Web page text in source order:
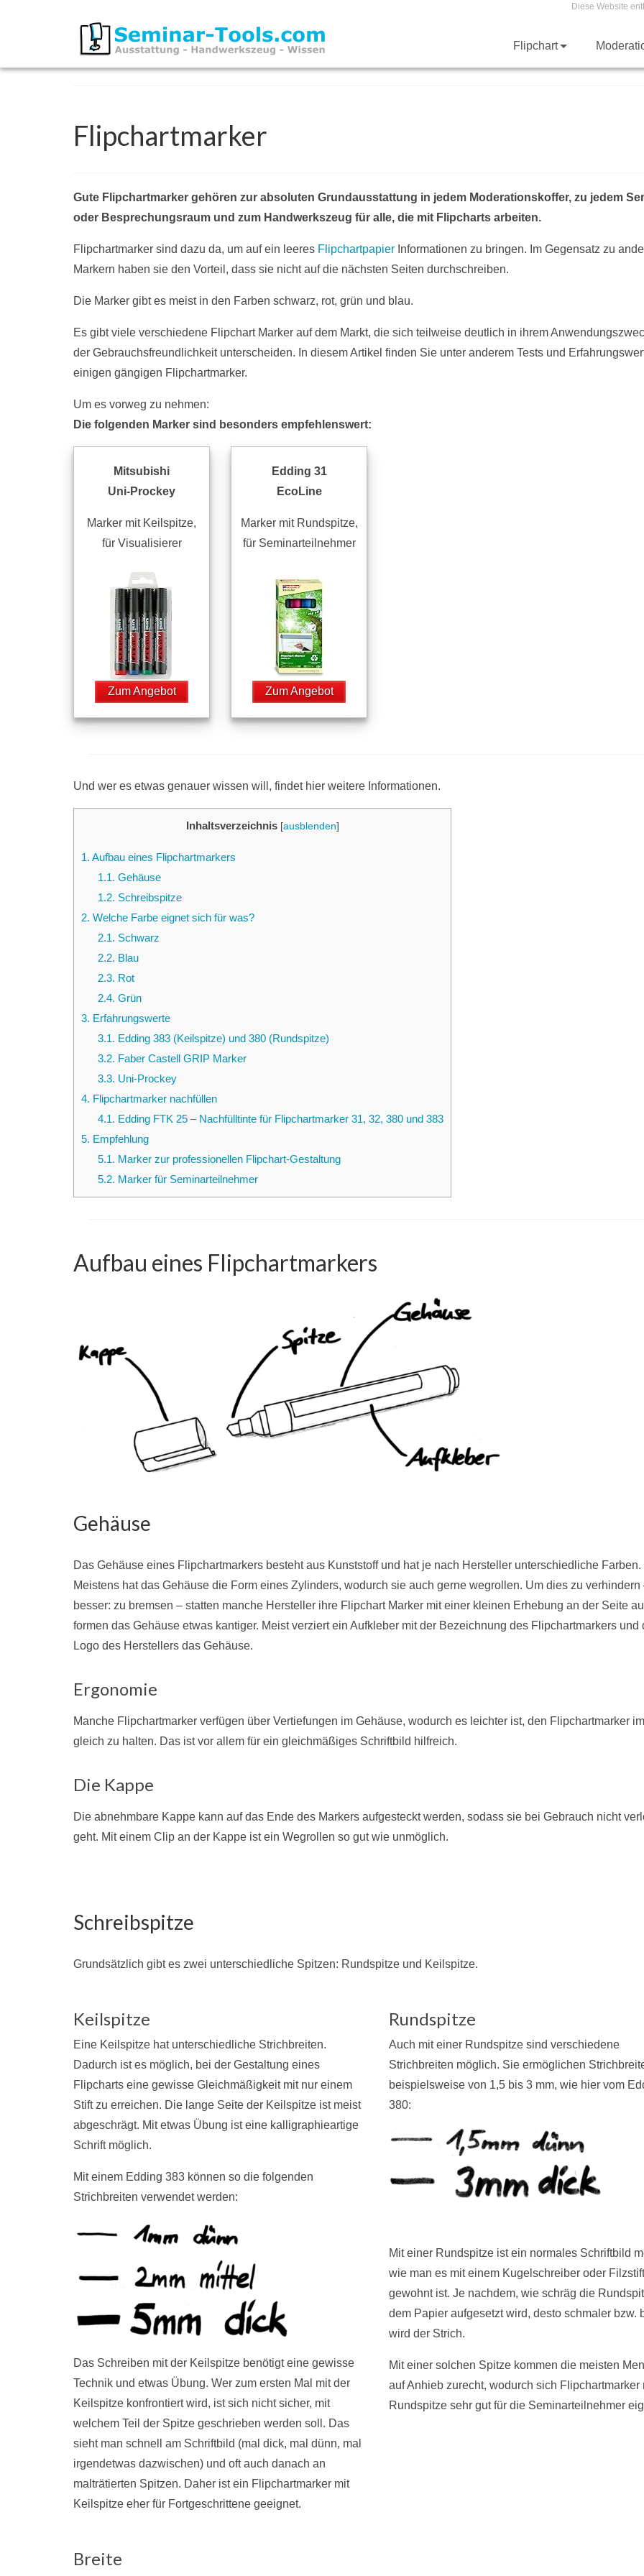
Diese Website
Flipchart
Flipchartmarker
Gute Flipchartmarker gehören zur absoluten Grundausstattung in jedem Moderationskoffer, zu jedem
oder Besprechungsraum und zum Handwerkszeug für alle, die mit Flipcharts arbeiten.
Flipchartmarker sind dazu da, um auf ein leeres Flipchartpapier Informationen zu bringen. Im Gegensatz zu
Markern haben sie den Vorteil, dass sie nicht auf die nächsten Seiten durchschreiben.
Die Marker gibt es meist in den Farben schwarz, rot, grün und blau.
Es gibt viele verschiedene Flipchart Marker auf dem Markt, die sich teilweise deutlich in ihrem
der Gebrauchsfreundlichkeit unterscheiden. In diesem Artikel finden Sie unter anderem Tests und
einigen gängigen Flipchartmarker.
Um es vorweg zu nehmen:
Die folgenden Marker sind besonders empfehlenswert:
Mitsubishi
Uni-Prockey
Marker mit Keilspitze,
für Visualisierer
Zum Angebot
Edding 31
EcoLine
Marker mit Rundspitze,
für Seminarteilnehmer
Zum Angebot
Und wer es etwas genauer wissen will, findet hier weitere Informationen.
Inhaltsverzeichnis [ausblenden]
1. Aufbau eines Flipchartmarkers
1.1. Gehäuse
1.2. Schreibspitze
2. Welche Farbe eignet sich für was?
2.1. Schwarz
2.2. Blau
2.3. Rot
2.4. Grün
3. Erfahrungswerte
3.1. Edding 383 (Keilspitze) und 380 (Rundspitze)
3.2. Faber Castell GRIP Marker
3.3. Uni-Prockey
4. Flipchartmarker nachfüllen
4.1. Edding FTK 25 – Nachfülltinte für Flipchartmarker 31, 32, 380 und 383
5. Empfehlung
5.1. Marker zur professionellen Flipchart-Gestaltung
5.2. Marker für Seminarteilnehmer
Aufbau eines Flipchartmarkers
Gehäuse
Das Gehäuse eines Flipchartmarkers besteht aus Kunststoff und hat je nach Hersteller unterschiedliche Farben.
Meistens hat das Gehäuse die Form eines Zylinders, wodurch sie auch gerne wegrollen. Um dies zu verhindern
besser: zu bremsen – statten manche Hersteller ihre Flipchart Marker mit einer kleinen Erhebung an der Seite
formen das Gehäuse etwas kantiger. Meist verziert ein Aufkleber mit der Bezeichnung des Flipchartmarkers und
Logo des Herstellers das Gehäuse.
Ergonomie
Manche Flipchartmarker verfügen über Vertiefungen im Gehäuse, wodurch es leichter ist, den Flipchartmarker
gleich zu halten. Das ist vor allem für ein gleichmäßiges Schriftbild hilfreich.
Die Kappe
Die abnehmbare Kappe kann auf das Ende des Markers aufgesteckt werden, sodass sie bei Gebrauch nicht
geht. Mit einem Clip an der Kappe ist ein Wegrollen so gut wie unmöglich.
Schreibspitze
Grundsätzlich gibt es zwei unterschiedliche Spitzen: Rundspitze und Keilspitze.
Keilspitze
Eine Keilspitze hat unterschiedliche Strichbreiten.
Dadurch ist es möglich, bei der Gestaltung eines
Flipcharts eine gewisse Gleichmäßigkeit mit nur einem
Stift zu erreichen. Die lange Seite der Keilspitze ist meist
abgeschrägt. Mit etwas Übung ist eine kalligraphieartige
Schrift möglich.
Mit einem Edding 383 können so die folgenden
Strichbreiten verwendet werden:
Das Schreiben mit der Keilspitze benötigt eine gewisse
Technik und etwas Übung. Wer zum ersten Mal mit der
Keilspitze konfrontiert wird, ist sich nicht sicher, mit
welchem Teil der Spitze geschrieben werden soll. Das
sieht man schnell am Schriftbild (mal dick, mal dünn, mal
irgendetwas dazwischen) und oft auch danach an
malträtierten Spitzen. Daher ist ein Flipchartmarker mit
Keilspitze eher für Fortgeschrittene geeignet.
Rundspitze
Auch mit einer Rundspitze sind verschiedene
Strichbreiten möglich. Sie ermöglichen
beispielsweise von 1,5 bis 3 mm, wie hier vom
380:
Mit einer Rundspitze ist ein normales Schriftbild
wie man es mit einem Kugelschreiber oder Filzstift
gewohnt ist. Je nachdem, wie schräg die
dem Papier aufgesetzt wird, desto schmaler bzw.
wird der Strich.
Mit einer solchen Spitze kommen die meisten
auf Anhieb zurecht, wodurch sich Flipchartmarker
Rundspitze sehr gut für die Seminarteilnehmer
Breite